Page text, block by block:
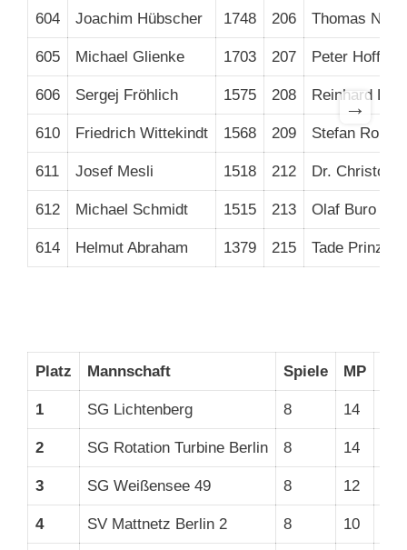
604 Joachim Hübscher 1748 206 Thomas
605 Michael Glienke 1703 207 Peter
606 Sergej Fröhlich 1575 208 Reinhard
610 Friedrich Wittekindt 1568 209 Stefan
611 Josef Mesli 1518 212 Dr. Christoph
612 Michael Schmidt 1515 213 Olaf Buro
614 Helmut Abraham 1379 215 Tade Prinz
→
Platz Mannschaft Spiele MP
1 SG Lichtenberg 8 14
2 SG Rotation Turbine Berlin 8 14
3 SG Weißensee 49 8 12
4 SV Mattnetz Berlin 2 8 10